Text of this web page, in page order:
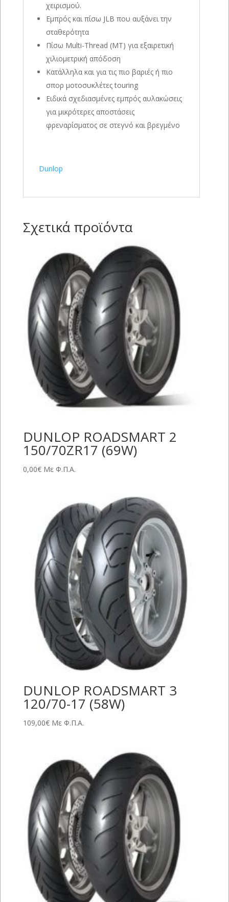
χειρισμού.
Εμπρός και πίσω JLB που αυξάνει την
σταθερότητα
Πίσω Multi-Thread (MT) για εξαιρετική
χιλιομετρική απόδοση
Κατάλληλα και για τις πιο βαριές ή πιο
σπορ μοτοσυκλέτες touring
Ειδικά σχεδιασμένες εμπρός αυλακώσεις
για μικρότερες αποστάσεις
φρεναρίσματος σε στεγνό και βρεγμένο
Dunlop
Σχετικά προϊόντα
DUNLOP ROADSMART 2
150/70ZR17 (69W)
0,00€ Με Φ.Π.Α.
DUNLOP ROADSMART 3
120/70-17 (58W)
109,00€ Με Φ.Π.Α.